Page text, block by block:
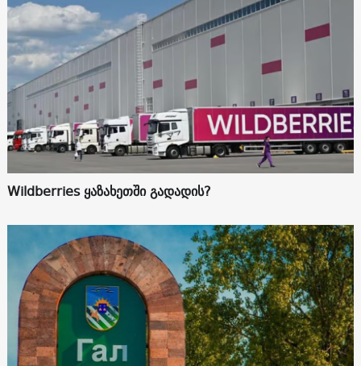
Wildberries ყაზახეთში გადადის?